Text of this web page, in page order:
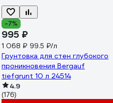
-7%
995 ₽
1 068 ₽ 99.5 ₽/л
Грунтовка для стен глубокого
проникновения Bergauf
tiefgrunt 10 л 24514
4.9
(176)